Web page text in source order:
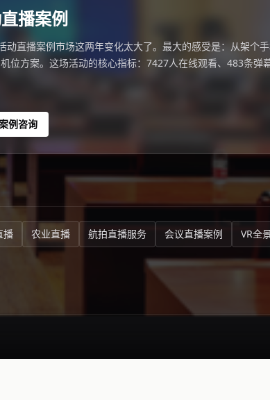
播案例
动直播案例市场这两年变化太大了。最大的感受是：从架个
位方案。这场活动的核心指标：7427人在线观看、483条弹
例咨询
播 农业直播 航拍直播服务 会议直播案例
VR全